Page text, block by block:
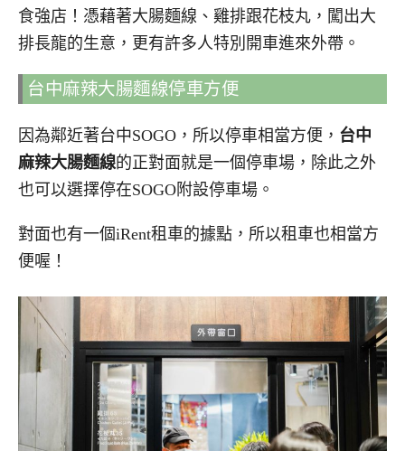
食強店！憑藉著大腸麵線、雞排跟花枝丸，闖出大
排長龍的生意，更有許多人特別開車進來外帶。
台中麻辣大腸麵線停車方便
因為鄰近著台中SOGO，所以停車相當方便， 台中
麻辣大腸麵線的正對面就是一個停車場，除此之外
也可以選擇停在SOGO附設停車場。
對面也有一個iRent租車的據點，所以租車也相當方
便喔！